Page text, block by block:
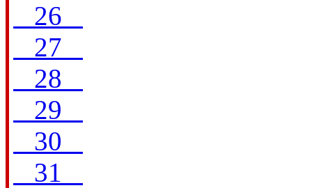
26
27
28
29
30
31